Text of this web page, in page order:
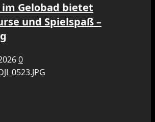
Gelobad bietet
und Spielspaß –
0